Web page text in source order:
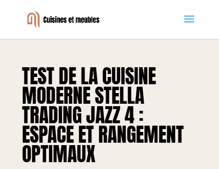
TEST DE LA CUISINE
MODERNE STELLA
TRADING JAZZ 4 :
ESPACE ET RANGEMENT
OPTIMAUX